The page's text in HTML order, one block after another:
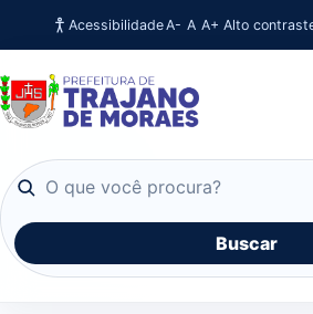
AcessibilidadeA- A A+ Alto
O que você procura?
Buscar